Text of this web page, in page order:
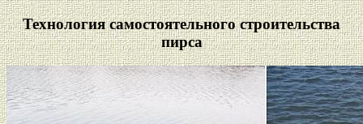
Технология самостоятельного строительства
пирса